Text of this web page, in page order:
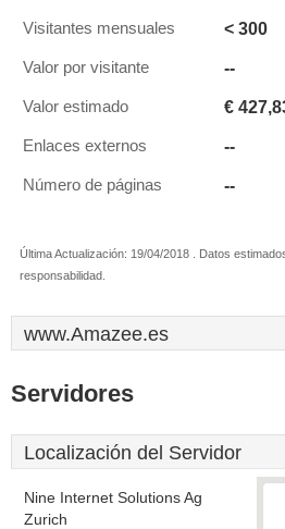
Visitantes mensuales < 300
Valor por visitante --
Valor estimado €
Enlaces externos --
Número de páginas --
Última Actualización: 19/04/2018 . Datos
responsabilidad.
www.Amazee.es
Servidores
Localización del Servidor
Nine Internet Solutions Ag
Zurich